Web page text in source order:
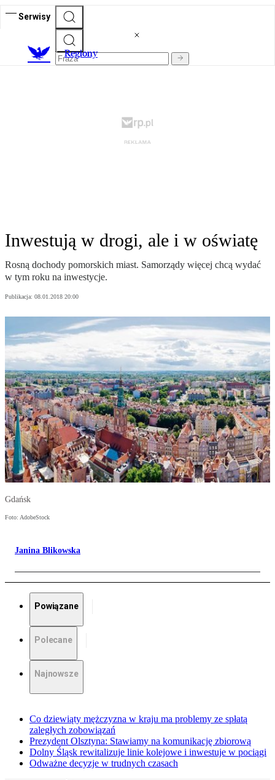
Serwisy
Regiony
Inwestują w drogi, ale i w oświatę
Rosną dochody pomorskich miast. Samorządy więcej chcą wydać
w tym roku na inwestycje.
Publikacja: 08.01.2018 20:00
Gdańsk
Foto: AdobeStock
Janina Blikowska
Powiązane
Polecane
Najnowsze
Co dziewiąty mężczyzna w kraju ma problemy ze spłatą
zaległych zobowiązań
Prezydent Olsztyna: Stawiamy na komunikację zbiorową
Dolny Śląsk rewitalizuje linie kolejowe i inwestuje w pociągi
Odważne decyzje w trudnych czasach